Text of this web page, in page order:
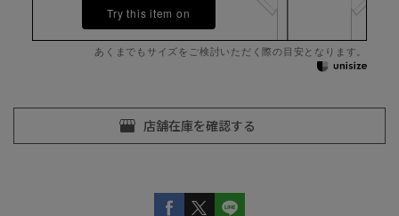
Try this item on
あくまでもサイズをご検討いただく際の目安となります。